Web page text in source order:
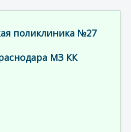
поликлиника №27
МЗ КК